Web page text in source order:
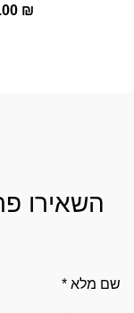
₪
השאירו
שם מלא *